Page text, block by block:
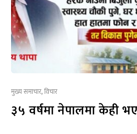
मुख्य समाचार,विचार
३५ वर्षमा नेपालमा केही